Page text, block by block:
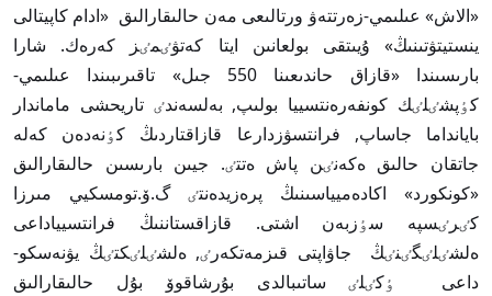
«الاش» عىلىمي-زەرتتەۋ ورتالىعى مەن حالىقارالىق «ادام كاپيتالى
ينستيتۋتىنىڭ» ۇيىتقى بولعانىن ايتا كەتۋٸمٸز كەرەك. شارا
بارىسىندا «قازاق حاندىعىنا 550 جىل» تاقىرىبىندا عىلىمي-
كٶپشٸلٸك كونفەرەنتسييا بولىپ, بەلسەندٸ تاريحشى ماماندار
بايانداما جاساپ, فرانتسۋزدارعا قازاقتاردىڭ كٶنەدەن كەلە
جاتقان حالىق ەكەنٸن پاش ەتتٸ. جيىن بارىسىن حالىقارالىق
«كونكورد» اكادەميياسىنىڭ پرەزيدەنتٸ گ.ۆ.تومسكيي مىرزا
كٸرٸسپە سٶزبەن اشتى. قازاقستاننىڭ فرانتسيياداعى
ەلشٸلٸگٸنٸڭ جاۋاپتى قىزمەتكەرٸ, ەلشٸلٸكتٸڭ يۋنەسكو-
داعى ٶكٸلٸ ساتىبالدى بۇرشاقوۆ بۇل حالىقارالىق